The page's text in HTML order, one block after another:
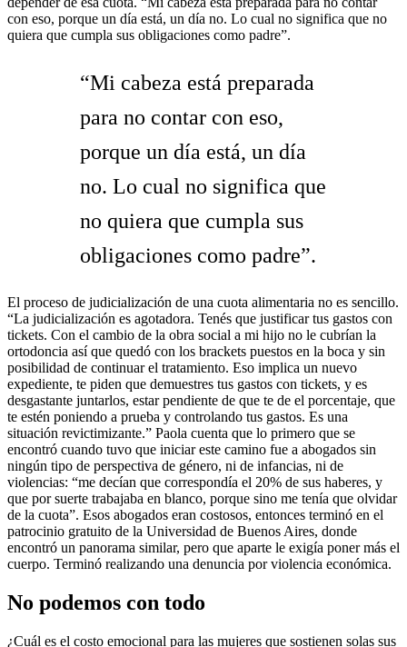
con eso, porque un día está, un día no. Lo cual no significa que no
quiera que cumpla sus obligaciones como padre”.
“Mi cabeza está preparada
para no contar con eso,
porque un día está, un día
no. Lo cual no significa que
no quiera que cumpla sus
obligaciones como padre”.
El proceso de judicialización de una cuota alimentaria no es sencillo.
“La judicialización es agotadora. Tenés que justificar tus gastos con
tickets. Con el cambio de la obra social a mi hijo no le cubrían la
ortodoncia así que quedó con los brackets puestos en la boca y sin
posibilidad de continuar el tratamiento. Eso implica un nuevo
expediente, te piden que demuestres tus gastos con tickets, y es
desgastante juntarlos, estar pendiente de que te de el porcentaje, que
te estén poniendo a prueba y controlando tus gastos. Es una
situación revictimizante.” Paola cuenta que lo primero que se
encontró cuando tuvo que iniciar este camino fue a abogados sin
ningún tipo de perspectiva de género, ni de infancias, ni de
violencias: “me decían que correspondía el 20% de sus haberes, y
que por suerte trabajaba en blanco, porque sino me tenía que olvidar
de la cuota”. Esos abogados eran costosos, entonces terminó en el
patrocinio gratuito de la Universidad de Buenos Aires, donde
encontró un panorama similar, pero que aparte le exigía poner más el
cuerpo. Terminó realizando una denuncia por violencia económica.
No podemos con todo
¿Cuál es el costo emocional para las mujeres que sostienen solas sus